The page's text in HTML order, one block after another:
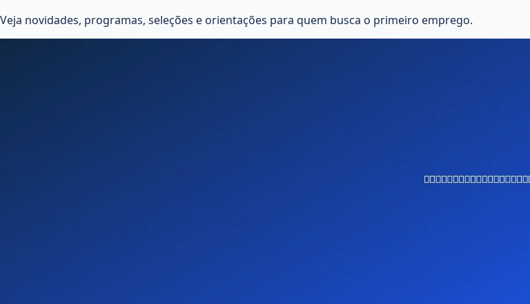
Veja novidades, programas, seleções e orientações para quem busca o primeiro emprego.